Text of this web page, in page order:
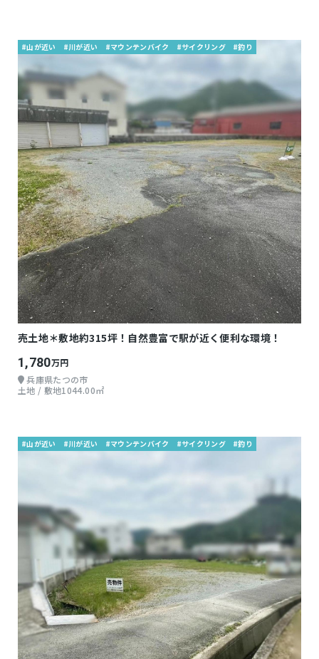
#山が近い #川が近い #マウンテンバイク #サイクリング #釣り
売土地＊敷地約315坪！自然豊富で駅が近く便利な環境！
1,780万円
兵庫県たつの市
土地 / 敷地1044.00㎡
#山が近い #川が近い #マウンテンバイク #サイクリング #釣り